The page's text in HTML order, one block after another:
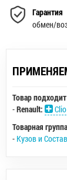
Гарантия
обмен/
Товар
-Renault:
Clio
Товарная
- Кузов и